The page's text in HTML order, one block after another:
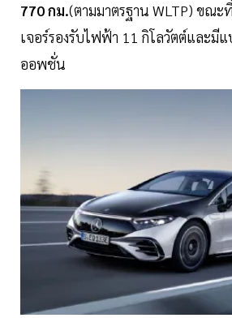
770 กม.(ตามมาตรฐาน WLTP) ขณะ
เจอร์รองรับไฟฟ้า 11 กิโลวัตต์และมี
ออพชั่น